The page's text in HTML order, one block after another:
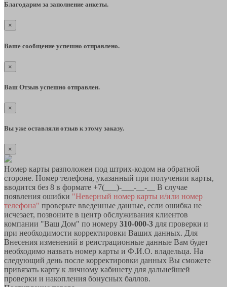
Благодарим за заполнение анкеты.
×
Ваше сообщение успешно отправлено.
×
Ваш Отзыв успешно отправлен.
×
Вы уже оставляли отзыв к этому заказу.
×
Номер карты разположен под штрих-кодом на обратной
стороне. Номер телефона, указанный при получении карты,
вводится без 8 в формате +7(___)-___-__-__ В случае
появления ошибки "Неверный номер карты и/или номер
телефона" проверьте введенные данные, если ошибка не
исчезает, позвоните в центр обслуживания клиентов
компании "Ваш Дом" по номеру 310-000-3 для проверки и
при необходимости корректировки Ваших данных. Для
Внесения изменений в реистрационные данные Вам будет
необходимо назвать номер карты и Ф.И.О. владельца. На
следующий день после корректировки данных Вы сможете
привязать карту к личному кабинету для дальнейшей
проверки и накопления бонусных баллов.